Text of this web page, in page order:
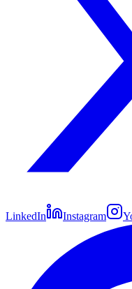
LinkedIn Instagram